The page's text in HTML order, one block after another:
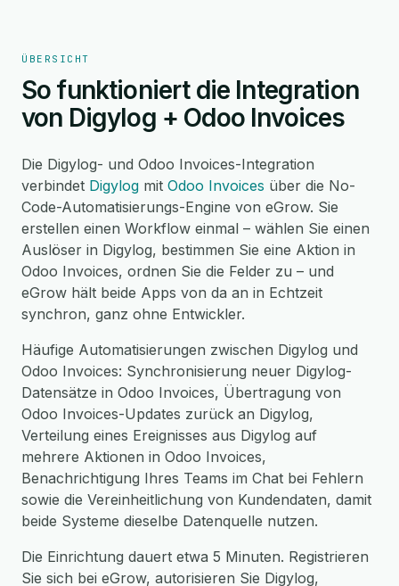
ÜBERSICHT
So funktioniert die Integration
von Digylog + Odoo Invoices
Die Digylog- und Odoo Invoices-Integration
verbindet Digylog mit Odoo Invoices über die No-
Code-Automatisierungs-Engine von eGrow. Sie
erstellen einen Workflow einmal – wählen Sie einen
Auslöser in Digylog, bestimmen Sie eine Aktion in
Odoo Invoices, ordnen Sie die Felder zu – und
eGrow hält beide Apps von da an in Echtzeit
synchron, ganz ohne Entwickler.
Häufige Automatisierungen zwischen Digylog und
Odoo Invoices: Synchronisierung neuer Digylog-
Datensätze in Odoo Invoices, Übertragung von
Odoo Invoices-Updates zurück an Digylog,
Verteilung eines Ereignisses aus Digylog auf
mehrere Aktionen in Odoo Invoices,
Benachrichtigung Ihres Teams im Chat bei Fehlern
sowie die Vereinheitlichung von Kundendaten, damit
beide Systeme dieselbe Datenquelle nutzen.
Die Einrichtung dauert etwa 5 Minuten. Registrieren
Sie sich bei eGrow, autorisieren Sie Digylog,